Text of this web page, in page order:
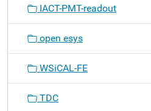
IACT-PMT-readout
open esys
WSiCAL-FE
TDC